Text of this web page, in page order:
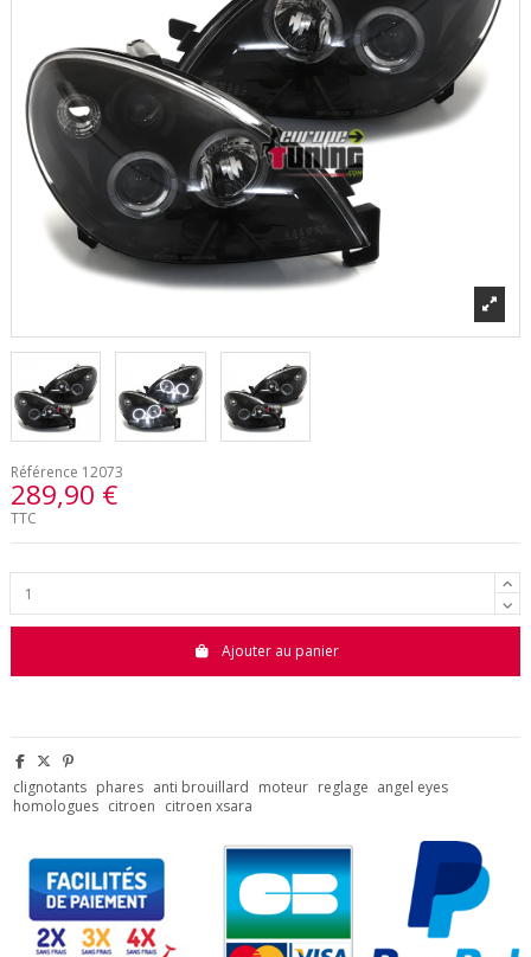
Référence 12073
289,90 €
TTC
Ajouter au panier
clignotants phares anti brouillard moteur reglage angel eyes
homologues citroen citroen xsara